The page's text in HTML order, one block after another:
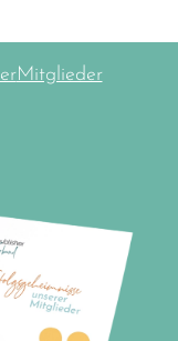
Mitglieder